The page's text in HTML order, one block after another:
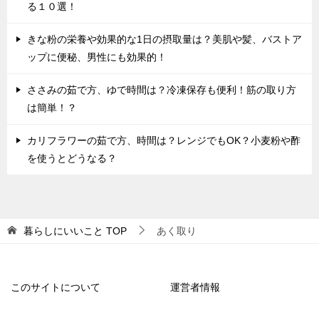
る１０選！
きな粉の栄養や効果的な1日の摂取量は？美肌や髪、バストア
ップに便秘、男性にも効果的！
ささみの茹で方、ゆで時間は？冷凍保存も便利！筋の取り方
は簡単！？
カリフラワーの茹で方、時間は？レンジでもOK？小麦粉や酢
を使うとどうなる？
暮らしにいいこと TOP あく取り
このサイトについて 運営者情報